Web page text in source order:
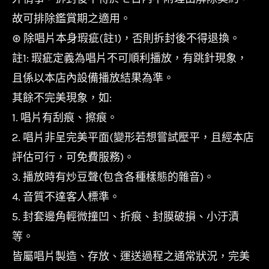
故可排除鑑賞期之適用。
⊛ 除唱片本身瑕疵(註1)，否則拆封後不得退換。
註1: 瑕疵定義為唱片不可順利播放，有跳針現象，
且係以本店內設備播放結果為準。
其餘不完美現象，如:
1. 唱片有刮痕、擦痕。
2. 唱片非呈完美平面(變形若想嘗試壓平，且經本店
評估可行，可免費服務)。
3. 播放時有炒豆聲(包含各種樣態的雜音)。
4. 音質不達客人標準。
5. 封套邊角輕微撞凹、折痕、封膜破損、小汙漬
等。
皆屬唱片製造、存放、運送過程之通常狀況，完美